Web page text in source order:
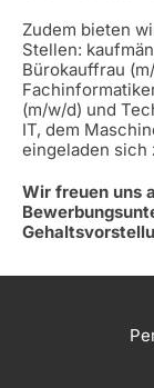
Zudem bieten
Stellen:
Bürokauffrau
(m/w/d) und
IT, dem
eingeladen sich
Wir freuen uns